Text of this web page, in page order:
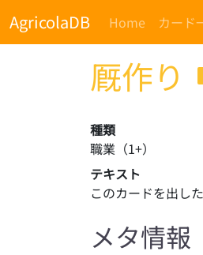
AgricolaDB Home カード
厩作り
種類
職業 （1+）
テキスト
このカードを出し
メタ情報